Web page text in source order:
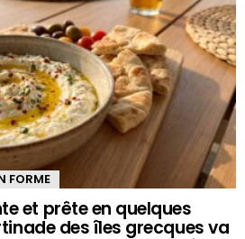
FORME
et prête en quelques
des îles grecques va